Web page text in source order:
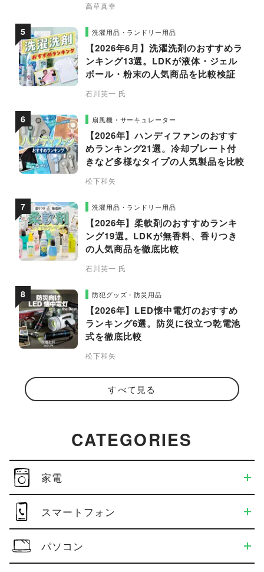
高草真幸
洗濯用品・ランドリー用品
【2026年6月】洗濯洗剤のおすすめラ
ンキング13選。LDKが液体・ジェル
ボール・粉末の人気商品を比較検証
石川英一 氏
扇風機・サーキュレーター
【2026年】ハンディファンのおすす
めランキング21選。冷却プレート付
きなど多様なタイプの人気製品を比較
松下和矢
洗濯用品・ランドリー用品
【2026年】柔軟剤のおすすめランキ
ング19選。LDKが無香料、香りつき
の人気商品を徹底比較
石川英一 氏
防犯グッズ・防災用品
【2026年】LED懐中電灯のおすすめ
ランキング6選。防災に役立つ乾電池
式を徹底比較
松下和矢
すべて見る
CATEGORIES
家電
スマートフォン
パソコン